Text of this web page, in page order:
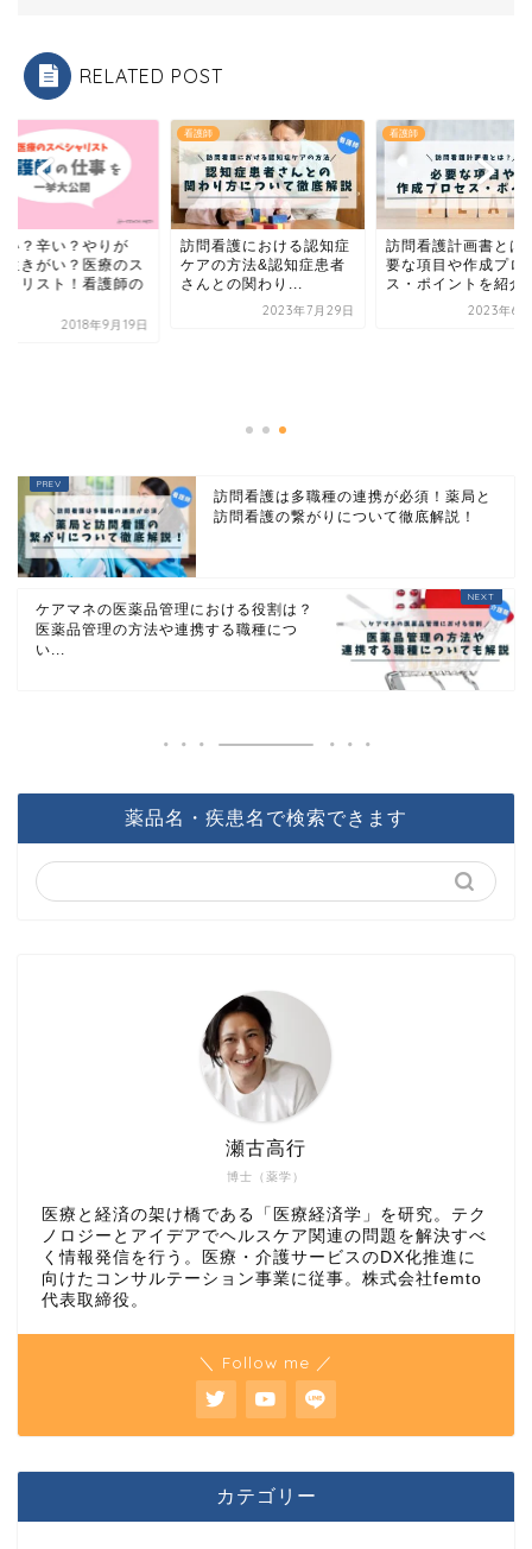
RELATED POST
い？辛い？やりが
生きがい？医療のス
ャリスト！看護師の
2018年9月19日
看護師
訪問看護における認知症
ケアの方法&認知症患者
さんとの関わり...
2023年7月29日
看護師
訪問看護計画書とは
要な項目や作成プロ
ス・ポイントを紹介
2023年6
訪問看護は多職種の連携が必須！薬局と
訪問看護の繋がりについて徹底解説！
ケアマネの医薬品管理における役割は？
医薬品管理の方法や連携する職種につ
い...
薬品名・疾患名で検索できます
博士（薬学）
瀬古高行
医療と経済の架け橋である「医療経済学」を研究。テク
ノロジーとアイデアでヘルスケア関連の問題を解決すべ
く情報発信を行う。医療・介護サービスのDX化推進に
向けたコンサルテーション事業に従事。株式会社femto
代表取締役。
＼ Follow me ／
カテゴリー